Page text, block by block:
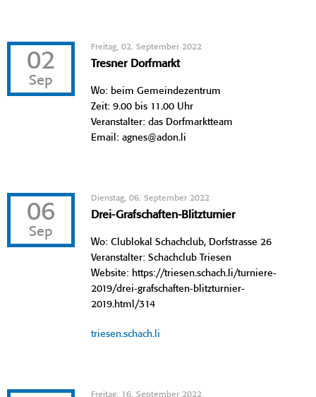
02
Sep
Freitag, 02. September 2022
Tresner Dorfmarkt
Wo: beim Gemeindezentrum
Zeit: 9.00 bis 11.00 Uhr
Veranstalter: das Dorfmarktteam
Email: agnes@adon.li
06
Sep
Dienstag, 06. September 2022
Drei-Grafschaften-Blitzturnier
Wo: Clublokal Schachclub, Dorfstrasse 26
Veranstalter: Schachclub Triesen
Website: https://triesen.schach.li/turniere-
2019/drei-grafschaften-blitzturnier-
2019.html/314
triesen.schach.li
Freitag, 16. September 2022